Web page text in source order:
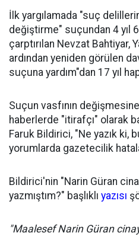
İlk yargılamada "suç
değiştirme" suçundan 4 yıl
çarptırılan Nevzat Bahtiyar,
ardından yeniden görülen
suçuna yardım"dan 17 yıl
Suçun vasfının
haberlerde "itirafçı" olarak
Faruk Bildirici, "Ne yazık ki,
yorumlarda gazetecilik
Bildirici'nin "Narin Güran
yazmıştım?" başlıklı yazısı
"Maalesef Narin Güran